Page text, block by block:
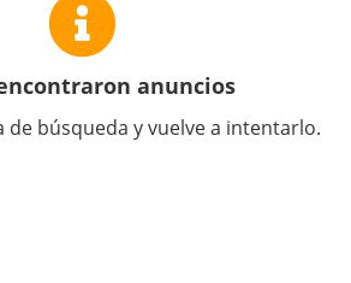
anuncios
de búsqueda y vuelve a intentarlo.